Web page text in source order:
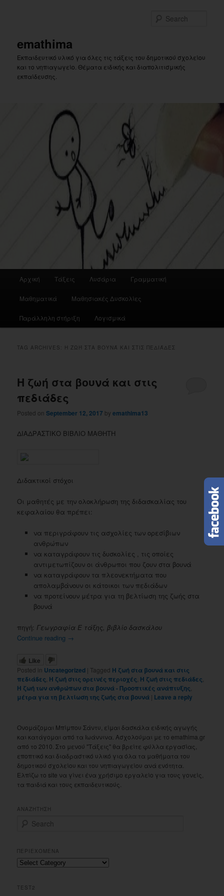
emathima
Εκπαιδευτικό υλικό για όλες τις τάξεις του δημοτικού σχολείου
και το νηπιαγωγείο. Θέματα ειδικής και διαπολιτισμικής
εκπαίδευσης.
Αρχική Τάξεις Λυσάρια Γραμματική
Μαθηματικά Μαθησιακές Δυσκολίες
Παράλληλη στήριξη Λογισμικά
TAG ARCHIVES: Η ΖΩΉ ΣΤΑ ΒΟΥΝΆ ΚΑΙ ΣΤΙΣ ΠΕΔΙΆΔΕΣ
Η ζωή στα βουνά και στις
πεδιάδες
Posted onSeptember 12, 2017 byemathima13
ΔΙΑΔΡΑΣΤΙΚΟ ΒΙΒΛΙΟ ΜΑΘΗΤΗ
Διδακτικοί στόχοι
Οι μαθητές με την ολοκλήρωση της διδασκαλίας του
κεφαλαίου θα πρέπει:
να περιγράφουν τις ασχολίες των ορεσίβιων
ανθρώπων
να καταγράφουν τις δυσκολίες , τις οποίες
αντιμετωπίζουν οι άνθρωποι που ζουν στα βουνά
να καταγράφουν τα πλεονεκτήματα που
απολαμβάνουν οι κάτοικοι των πεδιάδων
να προτείνουν μέτρα για τη βελτίωση της ζωής στα
βουνά
πηγή: Γεωγραφία Ε τάξης, βιβλίο δασκάλου
Continue reading →
Like
Posted in Uncategorized | Tagged Η ζωή στα βουνά και στις
πεδιάδες Η ζωή στις ορεινές περιοχές Η ζωή στις πεδιάδες
Η ζωή των ανθρώπων στα βουνά - Προοπτικές ανάπτυξης
μέτρα για τη βελτίωση της ζωής στα βουνά | Leave a reply
Ονομάζομαι Μπίμπου Σάντυ, είμαι δασκάλα ειδικής αγωγής
και κατάγομαι από τα Ιωάννινα. Ασχολούμαι με το emathima.gr
από το 2010. Στο μενού "Τάξεις" θα βρείτε φύλλα εργασίας,
εποπτικό και διαδραστικό υλικό για όλα τα μαθήματα του
δημοτικού σχολείου και του νηπιαγωγείου ανά ενότητα.
Ελπίζω το site να γίνει ένα χρήσιμο εργαλείο για τους γονείς,
τα παιδιά και τους εκπαιδευτικούς.
ΑΝΑΖΗΤΗΣΗ
r
c
h
ΠΕΡΙΕΧΟΜΕΝΑ
Περιεχομενα
TEST2